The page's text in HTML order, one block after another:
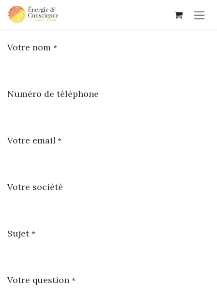
Se rendre au contenu
Votre nom *
Numéro de téléphone
Votre email *
Votre société
Sujet *
Votre question *